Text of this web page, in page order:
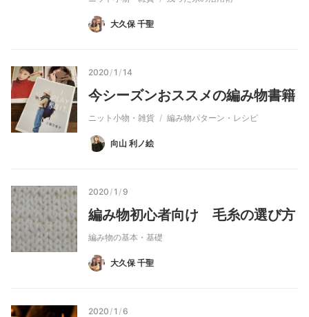
大久保 千聖
2020 /1 /14
今シーズンおススメの編み物書籍
ニット小物・雑貨 編み物パターン・レシピ
向山 利ノ絵
2020 /1 /9
編み物初心者向け 毛糸の選び方
編み物の基本・基礎
大久保 千聖
2020 /1 /6